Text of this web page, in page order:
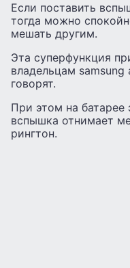
Если поставить
тогда можно
мешать другим.
Эта суперфункция
владельцам
говорят.
При этом на батарее
вспышка отнимает
рингтон.